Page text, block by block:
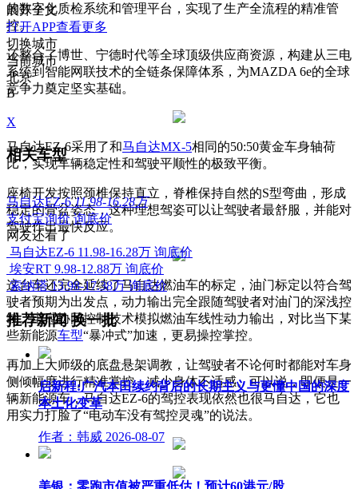
的数字化质检系统和管理平台，实现了生产全流程的精准管
控。
还整合了博世、宁德时代等全球顶级供应商资源，构建从三电
系统到智能网联技术的全链条保障体系，为MAZDA 6e的全球
竞争力奠定坚实基础。
马自达EZ-6采用了和马自达MX-5相同的50:50黄金车身轴荷
比，实现车辆稳定性和驾驶平顺性的极致平衡。
座椅开发按照颈椎保持直立，脊椎保持自然的S型弯曲，形成
稳定的骨盆姿态，这种理想驾姿可以让驾驶者最舒服，并能对
驾驶作出最快反应。
这台车还完全延续了马自达燃油车的标定，油门标定以符合驾
驶者预期为出发点，动力输出完全跟随驾驶者对油门的深浅控
制。电感协同控制技术模拟燃油车线性动力输出，对比当下某
些新能源车型“暴冲式”加速，更易操控掌控。
再加上大师级的底盘悬架调教，让驾驶者不论何时都能对车身
侧倾幅度进行精准掌控，减少身体不适感。可以说，即便是一
辆新能源车，马自达EZ-6的驾控表现依然也很马自达，它也
用实力打脸了“电动车没有驾控灵魂”的说法。
展开全文
打开APP查看更多
切换城市
当前城市
北京
B
X
相关车型
马自达EZ-6 11.98-16.28万
支付宝询价 询底价
网友还看了
马自达EZ-6 11.98-16.28万 询底价
埃安RT 9.98-12.88万 询底价
索纳塔 13.98-17.38万 询底价
推荐新闻换一批
启新程:广汽本田续约背后的长期主义与更懂中国的深度
本土化变革
作者：韩威 2026-08-07